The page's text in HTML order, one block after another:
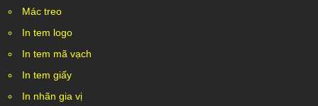
Mác treo
In tem logo
In tem mã vạch
In tem giấy
In nhãn gia vị